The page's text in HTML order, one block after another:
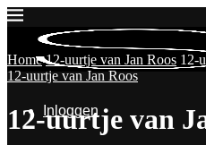
Inloggen
Home 12-uurtje van Jan Roos 12-
12-uurtje van Jan Roos
12-uurtje van